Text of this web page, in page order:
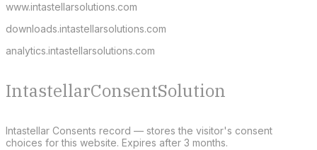
www.intastellarsolutions.com
downloads.intastellarsolutions.com
analytics.intastellarsolutions.com
IntastellarConsentSolution
Intastellar Consents record — stores the visitor's consent
choices for this website. Expires after 3 months.